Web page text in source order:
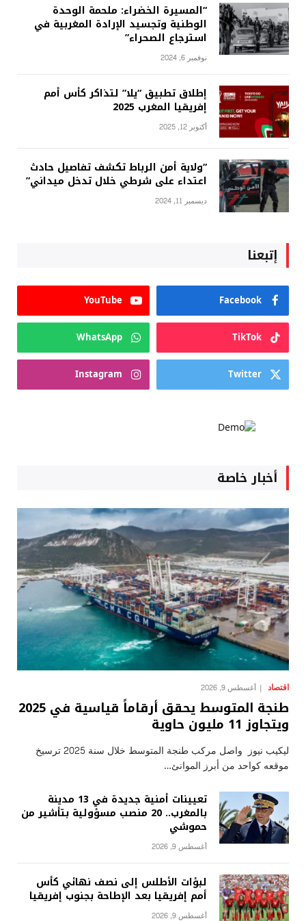
“المسيرة الخضراء: ملحمة الوحدة
الوطنية وتجسيد الإرادة المغربية في
استرجاع الصحراء”
نوفمبر 6, 2024
إطلاق تطبيق “يلا” لتذاكر كأس أمم
إفريقيا المغرب 2025
أكتوبر 12, 2025
“ولاية أمن الرباط تكشف تفاصيل حادث
اعتداء على شرطي خلال تدخل ميداني”
ديسمبر 11, 2024
إتبعنا
Facebook
YouTube
TikTok
WhatsApp
Twitter
Instagram
أخبار خاصة
اقتصاد أغسطس 9, 2026
طنجة المتوسط يحقق أرقاماً قياسية في 2025
ويتجاوز 11 مليون حاوية
ليكيب نيوز واصل مركب طنجة المتوسط خلال سنة 2025 ترسيخ
موقعه كواحد من أبرز الموانئ…
تعيينات أمنية جديدة في 13 مدينة
بالمغرب.. 20 منصب مسؤولية بتأشير من
حموشي
أغسطس 9, 2026
لبؤات الأطلس إلى نصف نهائي كأس
أمم إفريقيا بعد الإطاحة بجنوب إفريقيا
أغسطس 9, 2026